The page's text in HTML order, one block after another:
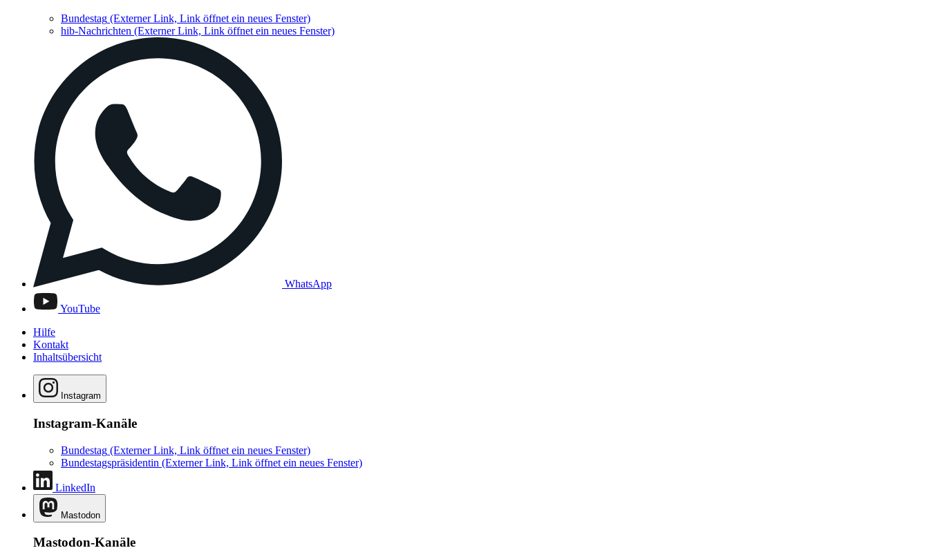
Bundestag (Externer Link, Link öffnet ein neues Fenster)
hib-Nachrichten (Externer Link, Link öffnet ein neues Fenster)
WhatsApp
YouTube
Hilfe
Kontakt
Inhaltsübersicht
Instagram
Instagram-Kanäle
Bundestag (Externer Link, Link öffnet ein neues Fenster)
Bundestagspräsidentin (Externer Link, Link öffnet ein neues Fenster)
LinkedIn
Mastodon
Mastodon-Kanäle